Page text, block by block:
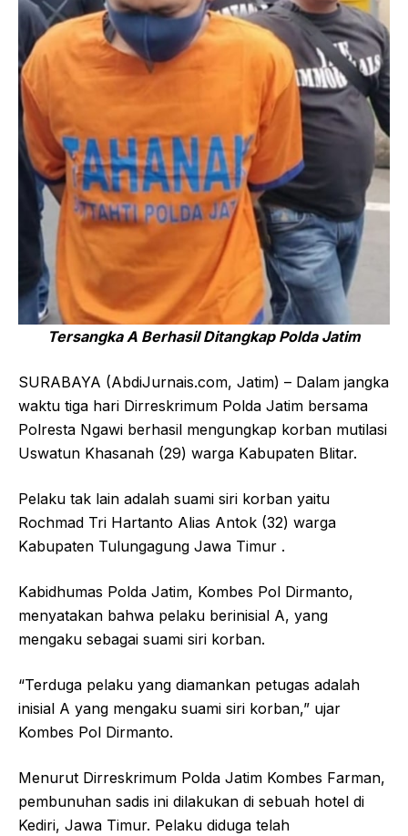
Tersangka A Berhasil Ditangkap Polda Jatim
SURABAYA (AbdiJurnais.com, Jatim) – Dalam jangka
waktu tiga hari Dirreskrimum Polda Jatim bersama
Polresta Ngawi berhasil mengungkap korban mutilasi
Uswatun Khasanah (29) warga Kabupaten Blitar.
Pelaku tak lain adalah suami siri korban yaitu
Rochmad Tri Hartanto Alias Antok (32) warga
Kabupaten Tulungagung Jawa Timur .
Kabidhumas Polda Jatim, Kombes Pol Dirmanto,
menyatakan bahwa pelaku berinisial A, yang
mengaku sebagai suami siri korban.
“Terduga pelaku yang diamankan petugas adalah
inisial A yang mengaku suami siri korban,” ujar
Kombes Pol Dirmanto.
Menurut Dirreskrimum Polda Jatim Kombes Farman,
pembunuhan sadis ini dilakukan di sebuah hotel di
Kediri, Jawa Timur. Pelaku diduga telah